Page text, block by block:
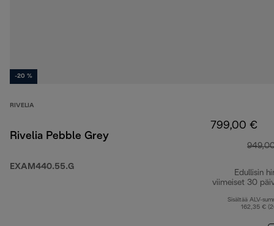
-20 %
RIVELIA
Rivelia Pebble Grey
EXAM440.55.G
799,00 €
Edullisin
viimeiset 30
Sisältää ALV-
162,35 €